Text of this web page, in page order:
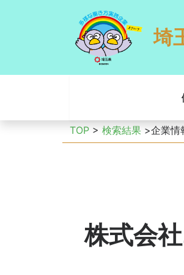
埼
TOP > 検索結果 >企業情
株式会